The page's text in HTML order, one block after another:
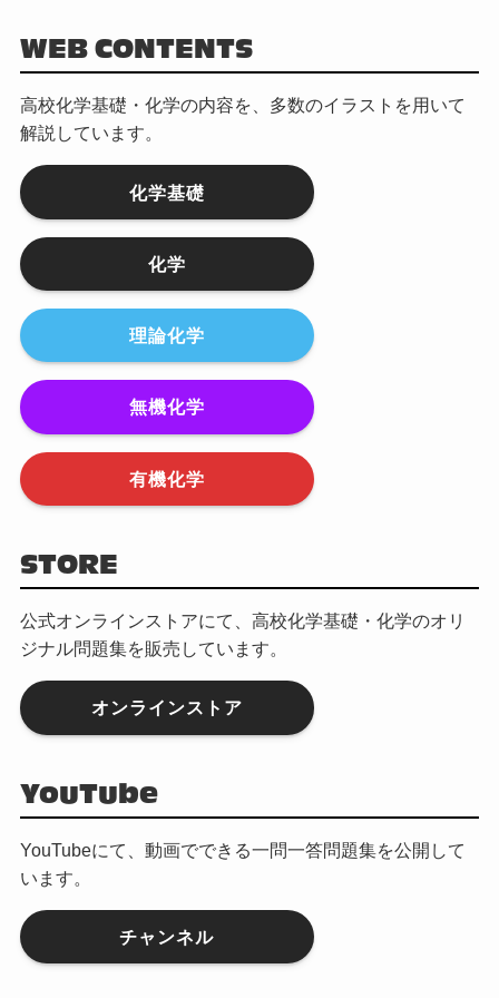
WEB CONTENTS
高校化学基礎・化学の内容を、多数のイラストを用いて
解説しています。
化学基礎
化学
理論化学
無機化学
有機化学
STORE
公式オンラインストアにて、高校化学基礎・化学のオリ
ジナル問題集を販売しています。
オンラインストア
YouTube
YouTubeにて、動画でできる一問一答問題集を公開して
います。
チャンネル